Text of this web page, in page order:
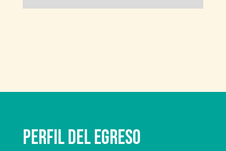
Perfil del egreso